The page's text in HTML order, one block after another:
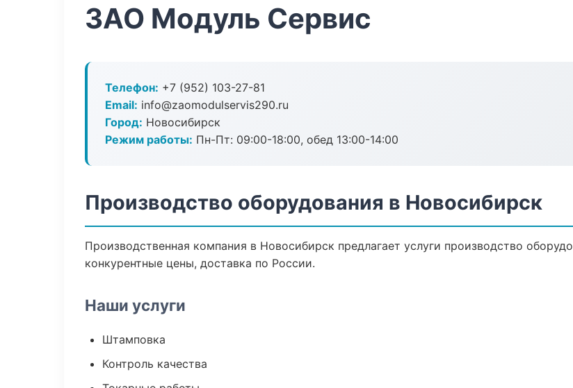
ЗАО Модуль Сервис
Телефон: +7 (952) 103-27-81
Email: info@zaomodulservis290.ru
Город: Новосибирск
Режим работы: Пн-Пт: 09:00-18:00, обед 13:00-14:00
Производство оборудования в Новосибирск
Производственная компания в Новосибирск предлагает услуги производство
конкурентные цены, доставка по России.
Наши услуги
Штамповка
Контроль качества